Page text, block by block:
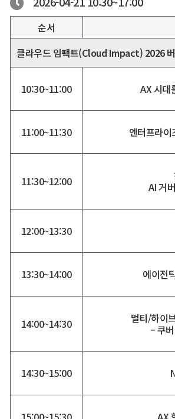
순서
클라우드 임팩트(Cloud Impact) 2026
10:30~11:00 AX 시대
11:00~11:30 엔터프라
11:30~12:00
AI 거
12:00~13:30
13:30~14:00 에이전
14:00~14:30
멀티/하이
– 쿠
14:30~15:00